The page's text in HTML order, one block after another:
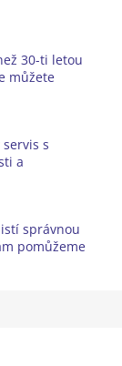
30-ti letou
můžete
s
a
správnou
pomůžeme